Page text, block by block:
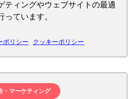
ティングやウェブサイトの最適
っています。
ポリシー クッキーポリシー
・マーケティング